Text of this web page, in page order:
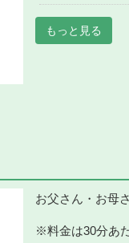
もっと見る
お父さん・お母
※料金は30分あ